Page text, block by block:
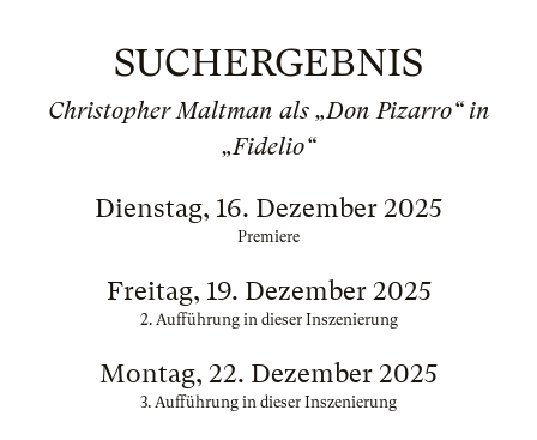
SUCHERGEBNIS
Christopher Maltman als „Don Pizarro“ in
„Fidelio“
Dienstag, 16. Dezember 2025
Premiere
Freitag, 19. Dezember 2025
2. Aufführung in dieser Inszenierung
Montag, 22. Dezember 2025
3. Aufführung in dieser Inszenierung